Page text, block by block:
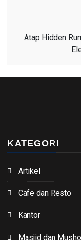
Atap Hidden
KATEGORI
Artikel
Cafe dan Resto
Kantor
Masjid dan